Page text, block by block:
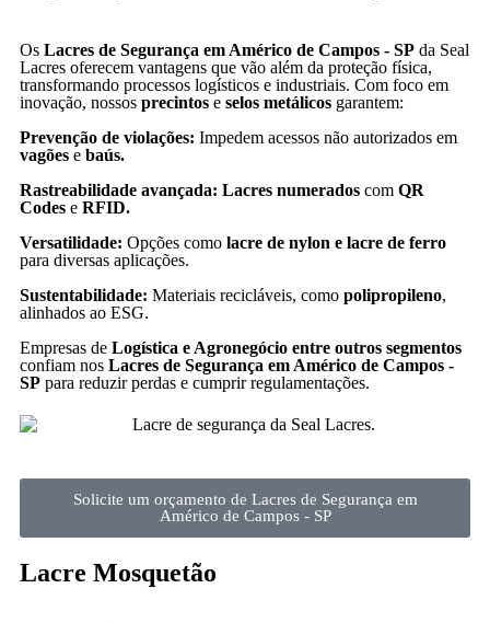
Os Lacres de Segurança em Américo de Campos - SP da Seal
Lacres oferecem vantagens que vão além da proteção física,
transformando processos logísticos e industriais. Com foco em
inovação, nossos precintos e selos metálicos garantem:
Prevenção de violações: Impedem acessos não autorizados em
vagões e baús.
Rastreabilidade avançada: Lacres numerados com QR
Codes e RFID.
Versatilidade: Opções como lacre de nylon e lacre de ferro
para diversas aplicações.
Sustentabilidade: Materiais recicláveis, como polipropileno,
alinhados ao ESG.
Empresas de Logística e Agronegócio entre outros segmentos
confiam nos Lacres de Segurança em Américo de Campos -
SP para reduzir perdas e cumprir regulamentações.
Solicite um orçamento de Lacres de Segurança em
Américo de Campos - SP
Lacre Mosquetão